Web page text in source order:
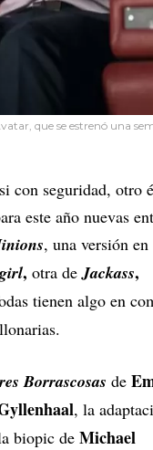
que se estrenó una
con seguridad, otro
este año nuevas
, una versión en
, otra de Jackass,
tienen algo en
Borrascosas de
, la
biopic de Michael